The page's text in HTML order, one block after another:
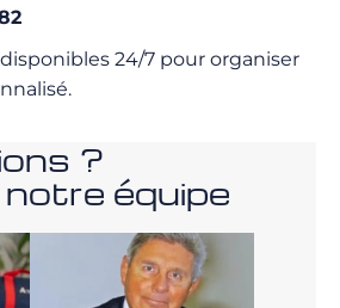
24/7 pour organiser
?
équipe